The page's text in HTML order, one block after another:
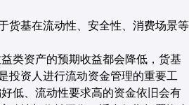
货基在流动性、安全性、消费场景等
类资产的预期收益都会降低，货基
投资人进行流动资金管理的重要工
低、流动性要求高的资金依旧会有